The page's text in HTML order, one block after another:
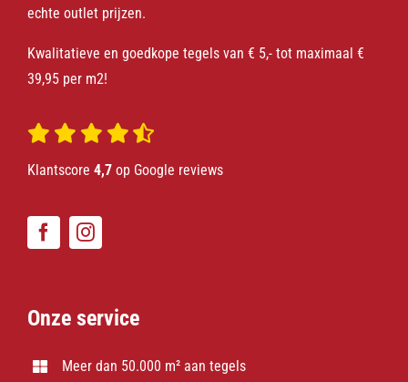
echte outlet prijzen.
Kwalitatieve en goedkope tegels van € 5,- tot maximaal €
39,95 per m2!
Klantscore 4,7op Google reviews
Onze service
Meer dan 50.000 m² aan tegels